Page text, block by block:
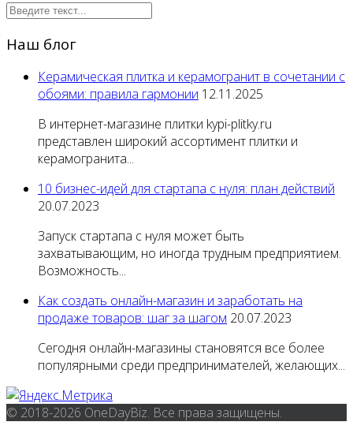
Наш блог
Керамическая плитка и керамогранит в сочетании с
обоями: правила гармонии 12.11.2025
В интернет-магазине плитки kypi-plitky.ru
представлен широкий ассортимент плитки и
керамогранита...
10 бизнес-идей для стартапа с нуля: план действий
20.07.2023
Запуск стартапа с нуля может быть
захватывающим, но иногда трудным предприятием.
Возможность...
Как создать онлайн-магазин и заработать на
продаже товаров: шаг за шагом 20.07.2023
Сегодня онлайн-магазины становятся все более
популярными среди предпринимателей, желающих...
© 2018-2026 OneDayBiz. Все права защищены.